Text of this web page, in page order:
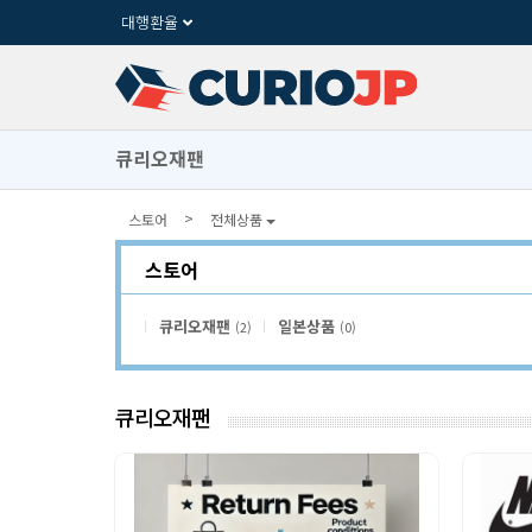
대행환율
큐리오재팬
스토어 > 전체상품
스토어
큐리오재팬 (2) 일본상품 (0)
큐리오재팬